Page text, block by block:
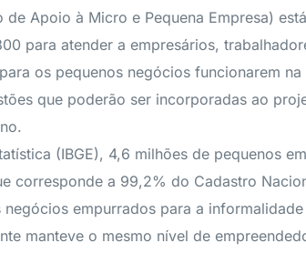
Apoio à Micro e Pequena Empresa)
para atender a empresários,
os pequenos negócios funcionarem
que poderão ser incorporadas ao
(IBGE), 4,6 milhões de pequenos
corresponde a 99,2% do Cadastro
empurrados para a
manteve o mesmo nível de